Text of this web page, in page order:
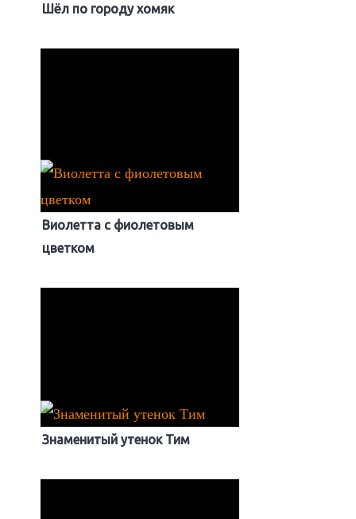
Шёл по городу хомяк
Виолетта с фиолетовым
цветком
Знаменитый утенок Тим